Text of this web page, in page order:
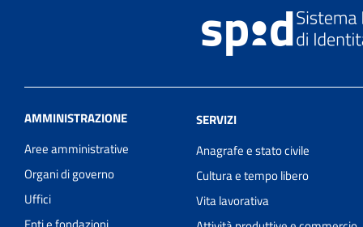
AMMINISTRAZIONE
Aree amministrative
Organi di governo
Uffici
SERVIZI
Anagrafe e stato civile
Cultura e tempo libero
Vita lavorativa